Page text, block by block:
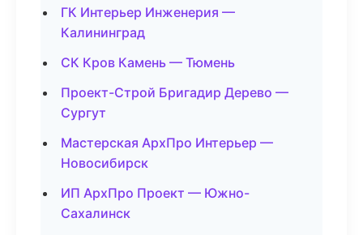
ГК Интерьер Инженерия —
Калининград
СК Кров Камень — Тюмень
Проект-Строй Бригадир Дерево —
Сургут
Мастерская АрхПро Интерьер —
Новосибирск
ИП АрхПро Проект — Южно-
Сахалинск